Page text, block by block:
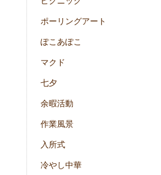
ポーリングアート
ぽこあぽこ
マクド
七夕
余暇活動
作業風景
入所式
冷やし中華